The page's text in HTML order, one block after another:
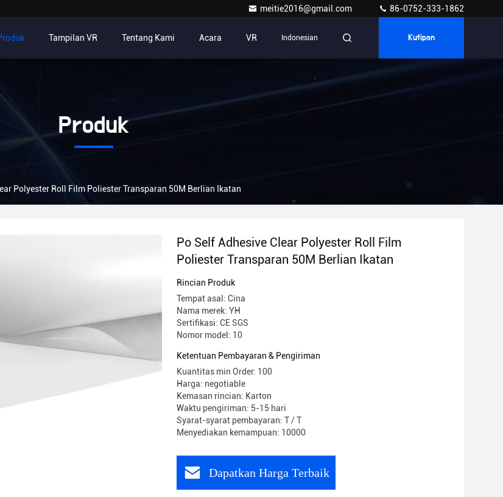
meitie2016@gmail.com 86-0752-333-1862
Tampilan VR Tentang Kami Acara VR Indonesian Kutipan
Produk
Polyester Roll Film Poliester Transparan 50M Berlian Ikatan
Po Self Adhesive Clear Polyester Roll Film
Poliester Transparan 50M Berlian Ikatan
Rincian Produk
Tempat asal: Cina
Nama merek: YH
Sertifikasi: CE SGS
Nomor model: 10
Ketentuan Pembayaran & Pengiriman
Kuantitas min Order: 100
Harga: negotiable
Kemasan rincian: Karton
Waktu pengiriman: 5-15 hari
Syarat-syarat pembayaran: T / T
Menyediakan kemampuan: 10000
Dapatkan Harga Terbaik